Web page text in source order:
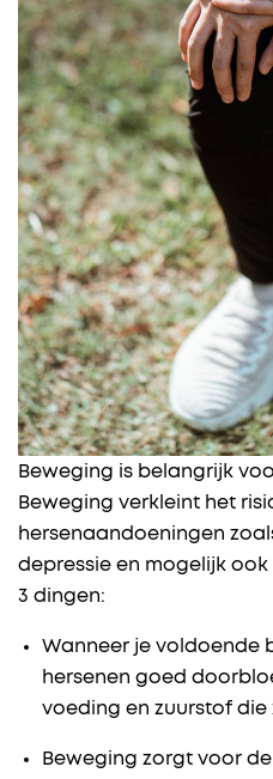
Beweging is belangrijk
Beweging verkleint het
hersenaandoeningen
depressie en mogelijk
3 dingen: ​ ​
Wanneer je voldoende
hersenen goed
voeding en zuurstof die
Beweging zorgt voor